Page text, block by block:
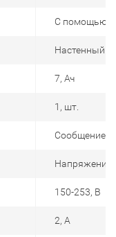
С помощью
Настенный
7, Ач
1, шт.
Сообщение
Напряжения
150-253, В
2, А